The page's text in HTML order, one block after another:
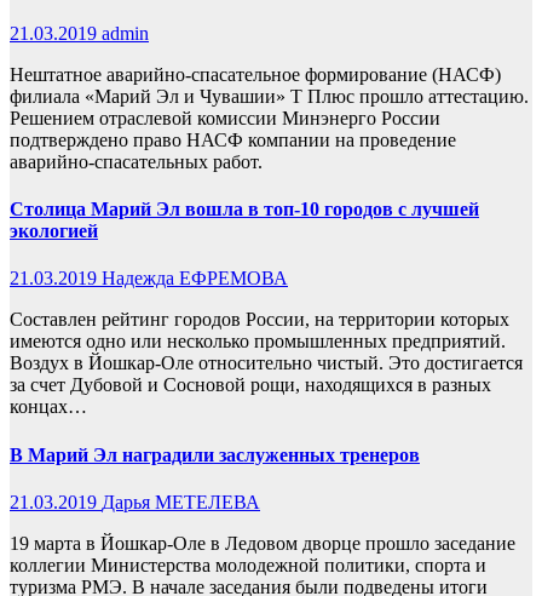
21.03.2019 admin
Нештатное аварийно-спасательное формирование (НАСФ)
филиала «Марий Эл и Чувашии» Т Плюс прошло аттестацию.
Решением отраслевой комиссии Минэнерго России
подтверждено право НАСФ компании на проведение
аварийно-спасательных работ.
Столица Марий Эл вошла в топ-10 городов с лучшей
экологией
21.03.2019 Надежда ЕФРЕМОВА
Составлен рейтинг городов России, на территории которых
имеются одно или несколько промышленных предприятий.
Воздух в Йошкар-Оле относительно чистый. Это достигается
за счет Дубовой и Сосновой рощи, находящихся в разных
концах…
В Марий Эл наградили заслуженных тренеров
21.03.2019 Дарья МЕТЕЛЕВА
19 марта в Йошкар-Оле в Ледовом дворце прошло заседание
коллегии Министерства молодежной политики, спорта и
туризма РМЭ. В начале заседания были подведены итоги